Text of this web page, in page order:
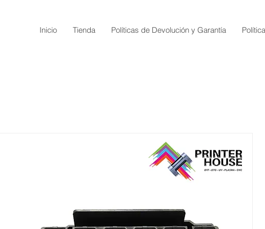
Inicio Tienda Políticas de Devolución y Garantía